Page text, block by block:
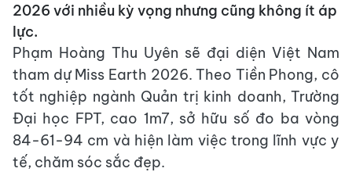
2026 với nhiều kỳ vọng nhưng cũng không ít áp
lực.
Phạm Hoàng Thu Uyên sẽ đại diện Việt Nam
tham dự Miss Earth 2026. Theo Tiền Phong, cô
tốt nghiệp ngành Quản trị kinh doanh, Trường
Đại học FPT, cao 1m7, sở hữu số đo ba vòng
84-61-94 cm và hiện làm việc trong lĩnh vực y
tế, chăm sóc sắc đẹp.